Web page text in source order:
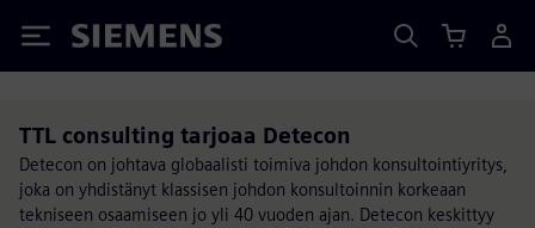
Siemens
TTL consulting tarjoaa Detecon
Detecon on johtava globaalisti toimiva johdon konsultointiyritys,
joka on yhdistänyt klassisen johdon konsultoinnin korkeaan
tekniseen osaamiseen jo yli 40 vuoden ajan. Detecon keskittyy